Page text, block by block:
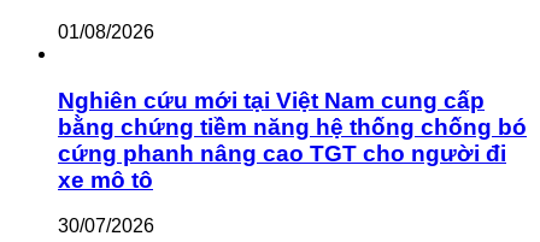
01/08/2026
Nghiên cứu mới tại Việt Nam cung cấp
bằng chứng tiềm năng hệ thống chống bó
cứng phanh nâng cao TGT cho người đi
xe mô tô
30/07/2026